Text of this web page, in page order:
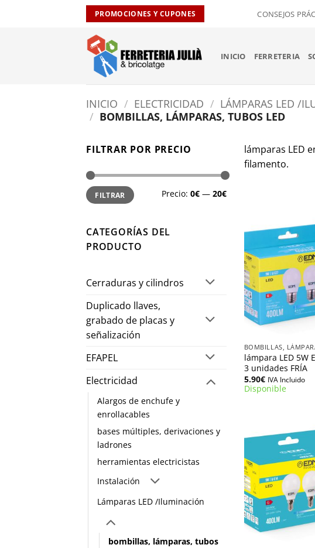
PROMOCIONES Y CUPONES CONSEJOS
INICIO FERRETERIA
INICIO / ELECTRICIDAD / LÁMPARAS LED /
/ BOMBILLAS, LÁMPARAS, TUBOS LED
FILTRAR POR PRECIO
Precio
mínimo
Precio
máximo
FILTRAR Precio: 0€ — 20€
CATEGORÍAS DEL
PRODUCTO
Cerraduras y cilindros
Duplicado llaves,
grabado de placas y
señalización
EFAPEL
Electricidad
Alargos de enchufe y
enrollacables
bases múltiples, derivaciones y
ladrones
herramientas electricistas
Instalación
Lámparas LED /Iluminación
bombillas, lámparas, tubos
lámparas LED
filamento.
+
lámpara LED 5W
3 unidades FRÍA
5.90€ IVA Incluido
Disponible
+